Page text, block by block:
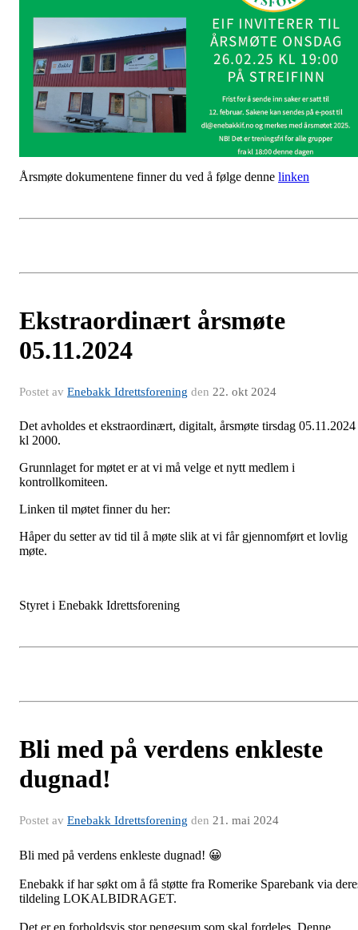
Årsmøte dokumentene finner du ved å følge denne linken
Ekstraordinært årsmøte
05.11.2024
Postet av Enebakk Idrettsforening den 22. okt 2024
Det avholdes et ekstraordinært, digitalt, årsmøte tirsdag 05.11.2024
kl 2000.
Grunnlaget for møtet er at vi må velge et nytt medlem i
kontrollkomiteen.
Linken til møtet finner du her:
Håper du setter av tid til å møte slik at vi får gjennomført et lovlig
møte.
Styret i Enebakk Idrettsforening
Bli med på verdens enkleste
dugnad!
Postet av Enebakk Idrettsforening den 21. mai 2024
Bli med på verdens enkleste dugnad! 😀
Enebakk if har søkt om å få støtte fra Romerike Sparebank via
tildeling LOKALBIDRAGET.
Det er en forholdsvis stor pengesum som skal fordeles. Denne